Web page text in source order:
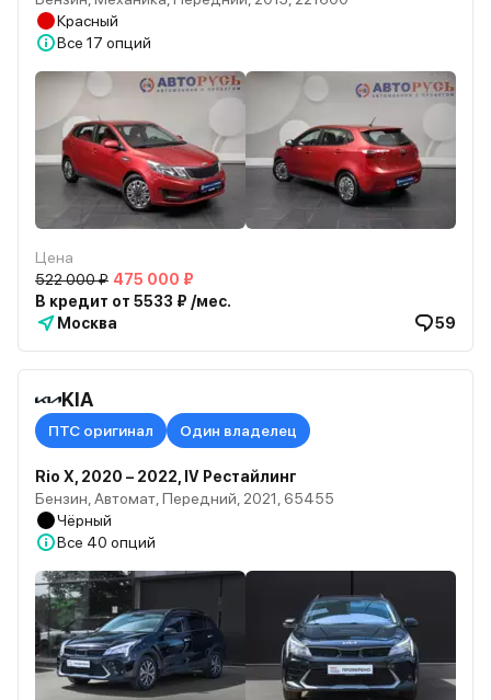
Красный
Все 17 опций
Цена
522 000 ₽ 475 000 ₽
В кредит от 5533 ₽ /мес.
Москва
59
KIA
ПТС оригинал Один владелец
Rio X, 2020 – 2022, IV Рестайлинг
Бензин, Автомат, Передний, 2021, 65455
Чёрный
Все 40 опций